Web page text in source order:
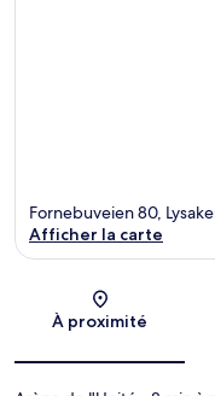
Fornebuveien 80,
Afficher la carte
À proximité